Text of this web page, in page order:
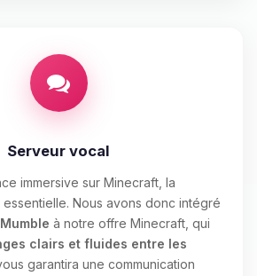
Serveur vocal
immersive sur Minecraft, la
essentielle. Nous avons donc intégré
à notre offre Minecraft, qui
clairs et fluides entre les
garantira une communication